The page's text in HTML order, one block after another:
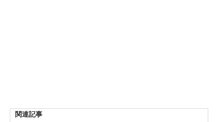
関連記事